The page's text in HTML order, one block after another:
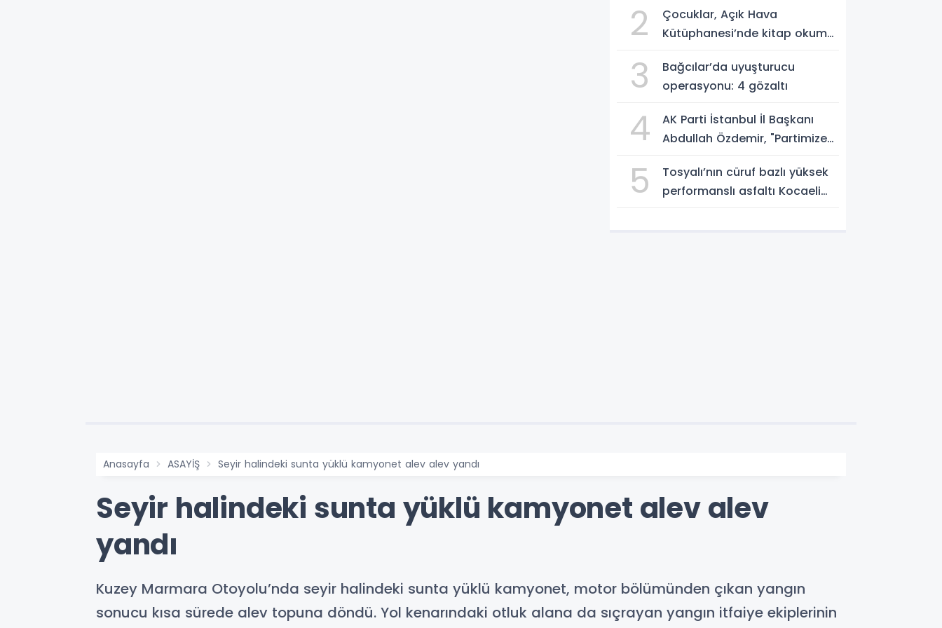
2
Çocuklar, Açık Hava
Kütüphanesi’nde kitap okuma
3
Bağcılar’da uyuşturucu
operasyonu: 4 gözaltı
4
AK Parti İstanbul İl Başkanı
Abdullah Özdemir, "Partimize
değil, Türkiye’nin büyümesidir"
5
Tosyalı’nın cüruf bazlı yüksek
performanslı asfaltı Kocaeli
Anasayfa ASAYİŞ Seyir halindeki sunta yüklü kamyonet alev alev yandı
Seyir halindeki sunta yüklü kamyonet alev alev
yandı
Kuzey Marmara Otoyolu’nda seyir halindeki sunta yüklü kamyonet, motor bölümünden çıkan yangın
sonucu kısa sürede alev topuna döndü. Yol kenarındaki otluk alana da sıçrayan yangın itfaiye ekiplerinin